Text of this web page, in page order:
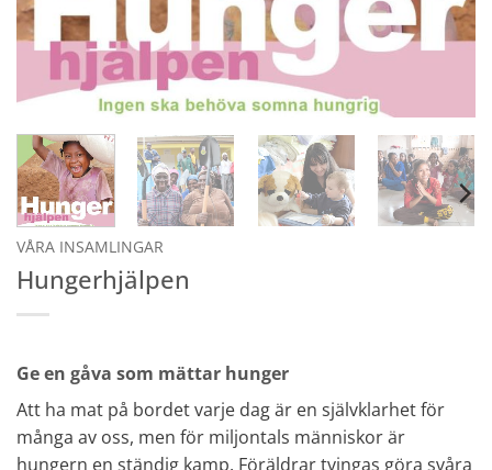
VÅRA INSAMLINGAR
Hungerhjälpen
Ge en gåva som mättar hunger
Att ha mat på bordet varje dag är en självklarhet för
många av oss, men för miljontals människor är
hungern en ständig kamp. Föräldrar tvingas göra svåra